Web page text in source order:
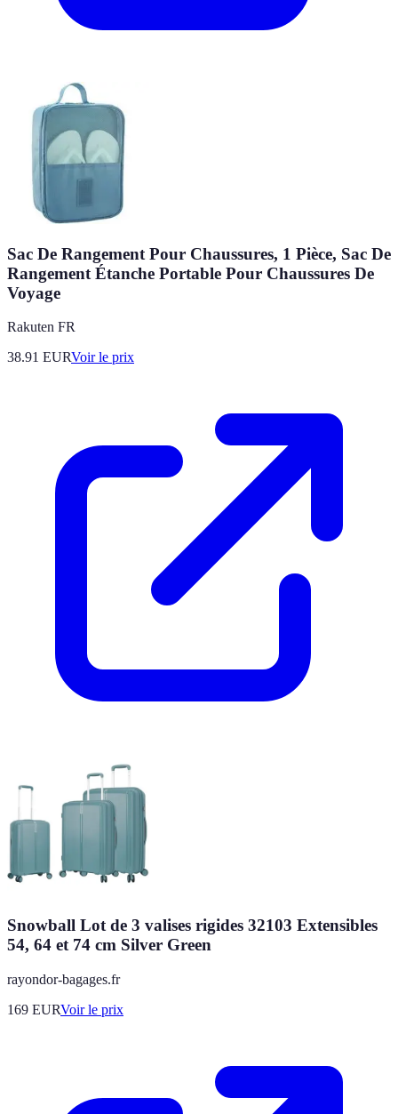
Sac De Rangement Pour Chaussures, 1 Pièce, Sac De
Rangement Étanche Portable Pour Chaussures De
Voyage
Rakuten FR
38.91 EURVoir le prix
Snowball Lot de 3 valises rigides 32103 Extensibles
54, 64 et 74 cm Silver Green
rayondor-bagages.fr
169 EURVoir le prix